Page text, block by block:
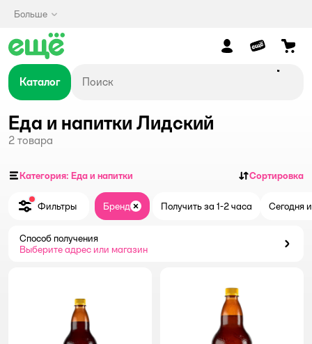
Больше
Каталог
Еда и напитки Лидский
2 товара
Категория: Еда и напитки Сортировка
Фильтры Бренд ЗакрытьПолучить за 1-2 часа Сегодня
Способ получения
Выберите адрес или магазин